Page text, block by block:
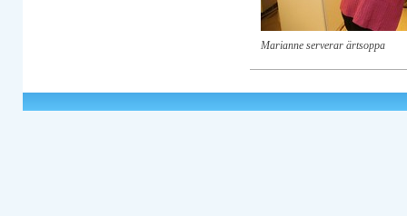
Marianne serverar ärtsoppa